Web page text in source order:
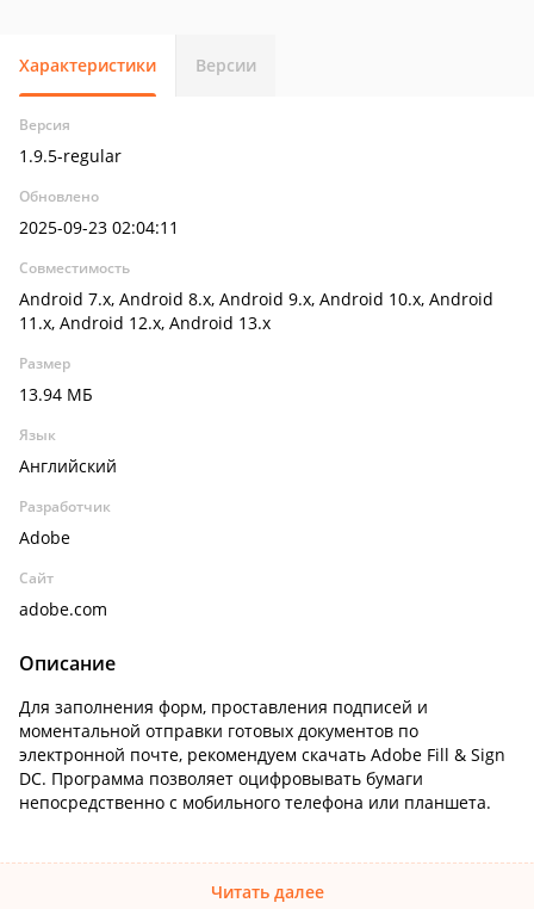
Характеристики Версии
Версия
1.9.5-regular
Обновлено
2025-09-23 02:04:11
Совместимость
Android 7.x, Android 8.x, Android 9.x, Android 10.x, Android
11.x, Android 12.x, Android 13.x
Размер
13.94 МБ
Язык
Английский
Разработчик
Adobe
Сайт
adobe.com
Описание
Для заполнения форм, проставления подписей и
моментальной отправки готовых документов по
электронной почте, рекомендуем скачать Adobe Fill & Sign
DC. Программа позволяет оцифровывать бумаги
непосредственно с мобильного телефона или планшета.
Читать далее